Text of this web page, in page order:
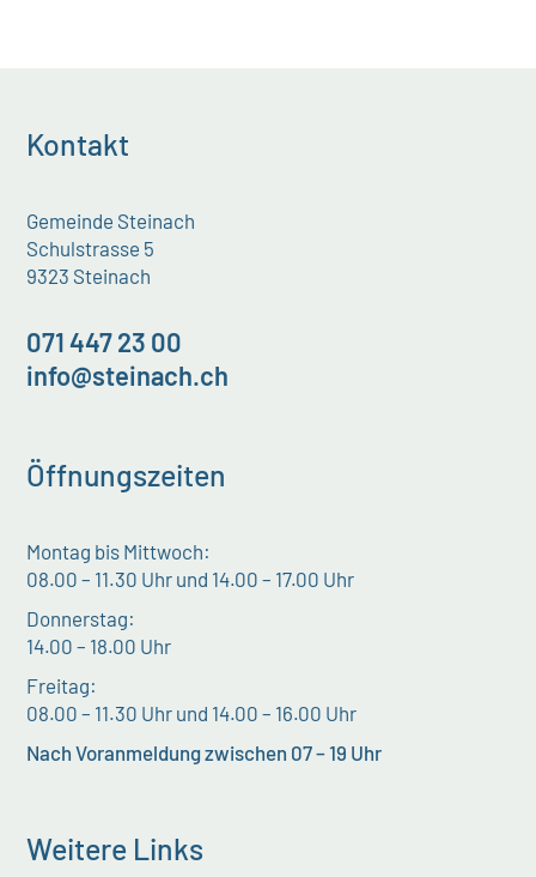
Kontakt
Gemeinde Steinach
Schulstrasse 5
9323 Steinach
071 447 23 00
info@steinach.ch
Öffnungszeiten
Montag bis Mittwoch:
08.00 – 11.30 Uhr und 14.00 – 17.00 Uhr
Donnerstag:
14.00 – 18.00 Uhr
Freitag:
08.00 – 11.30 Uhr und 14.00 – 16.00 Uhr
Nach Voranmeldung zwischen 07 – 19 Uhr
Weitere Links